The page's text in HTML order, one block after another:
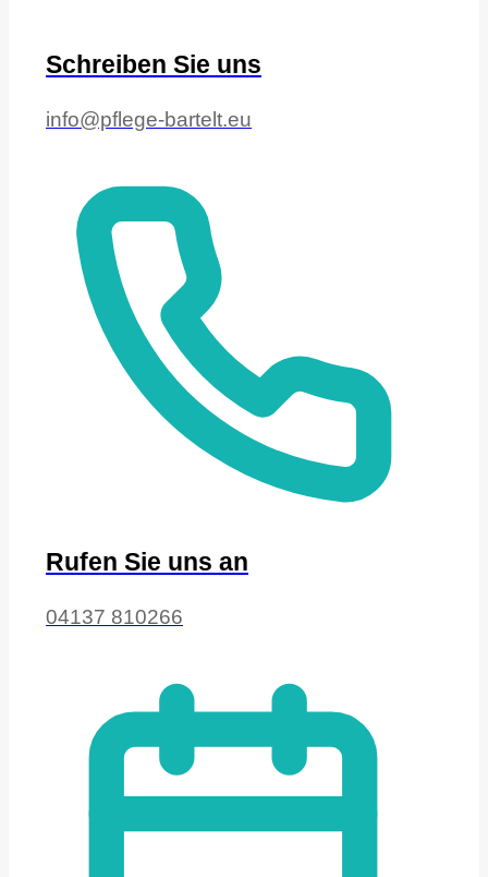
Schreiben Sie uns
info@pflege-bartelt.eu
Rufen Sie uns an
04137 810266